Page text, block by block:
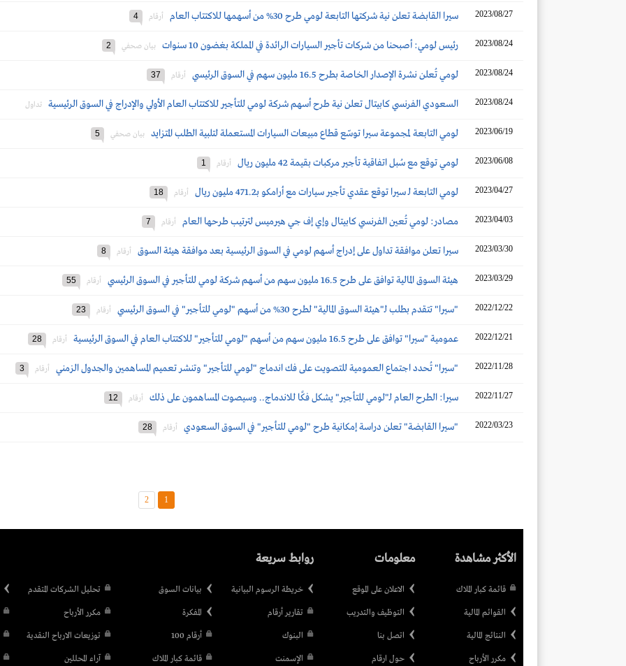
2023/08/27 سيرا القابضة تعلن نية شركتها التابعة لومي طرح 30% من أسهمها للاكتتاب العام أرقام 4
2023/08/24 رئيس لومي: أصبحنا من شركات تأجير السيارات الرائدة في المملكة بغضون 10 سنوات بيان صحفي 2
2023/08/24 لومي تُعلن نشرة الإصدار الخاصة بطرح 16.5 مليون سهم في السوق الرئيسي أرقام 37
2023/08/24 السعودي الفرنسي كابيتال تعلن نية طرح أسهم شركة لومي للتأجير للاكتتاب العام الأولي والإدراج في السوق الرئيسية تداول
2023/06/19 لومي التابعة لمجموعة سيرا توسّع قطاع مبيعات السيارات المستعملة لتلبية الطلب المتزايد بيان صحفي 5
2023/06/08 لومي توقع مع سُبل اتفاقية تأجير مركبات بقيمة 42 مليون ريال أرقام 1
2023/04/27 لومي التابعة لـ سيرا توقع عقدي تأجير سيارات مع أرامكو بـ471.2 مليون ريال أرقام 18
2023/04/03 مصادر: لومي تُعين الفرنسي كابيتال وإي إف جي هيرميس لترتيب طرحها العام أرقام 7
2023/03/30 سيرا تعلن موافقة تداول على إدراج أسهم لومي في السوق الرئيسية بعد موافقة هيئة السوق أرقام 8
2023/03/29 هيئة السوق المالية توافق على طرح 16.5 مليون سهم من أسهم شركة لومي للتأجير في السوق الرئيسي أرقام 55
2022/12/22 "سيرا" تتقدم بطلب لـ"هيئة السوق المالية" لطرح 30% من أسهم "لومي للتأجير" في السوق الرئيسي أرقام 23
2022/12/21 عمومية "سيرا" توافق على طرح 16.5 مليون سهم من أسهم "لومي للتأجير" للاكتتاب العام في السوق الرئيسية أرقام 28
2022/11/28 "سيرا" تُحدد اجتماع العمومية للتصويت على فك اندماج "لومي للتأجير" وتنشر تعميم المساهمين والجدول الزمني أرقام 3
2022/11/27 سيرا: الطرح العام لـ"لومي للتأجير" يشكل فكًا للاندماج.. وسيصوت المساهمون على ذلك أرقام 12
2022/03/23 "سيرا القابضة" تعلن دراسة إمكانية طرح "لومي للتأجير" في السوق السعودي أرقام 28
1
2
الأكثر مشاهدة
قائمة كبار الملاك
القوائم المالية
النتائج المالية
مكرر الأرباح
معلومات
الاعلان على الموقع
التوظيف والتدريب
اتصل بنا
حول ارقام
روابط سريعة
خريطة الرسوم البيانية
تقارير أرقام
البنوك
الإسمنت
بيانات السوق
المفكرة
أرقام 100
قائمة كبار الملاك
تحليل الشركات المتقدم
مكرر الأرباح
توزيعات الارباح النقدية
آراء المحللين